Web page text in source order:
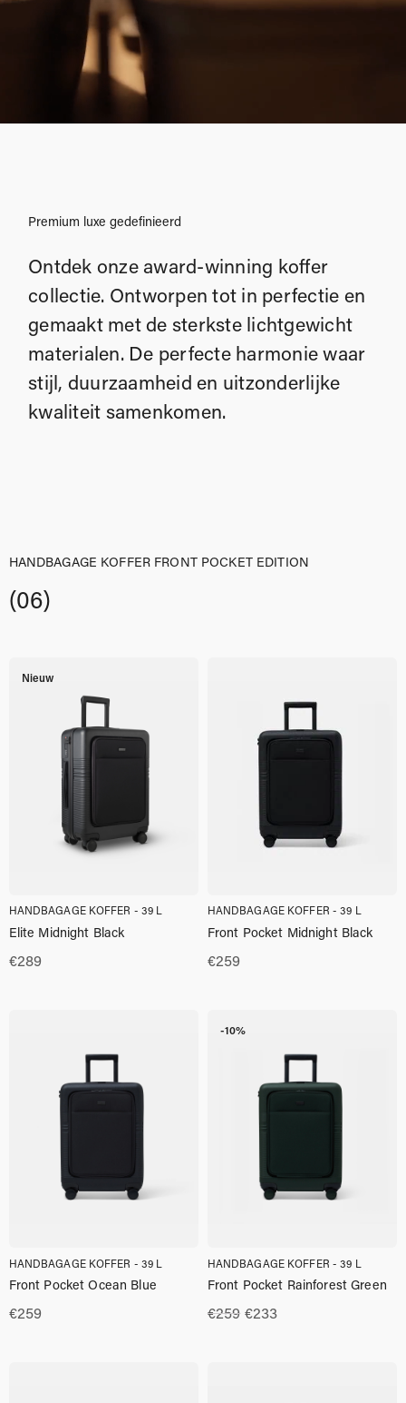
Premium luxe gedefinieerd
Ontdek onze award-winning koffer
collectie. Ontworpen tot in perfectie en
gemaakt met de sterkste lichtgewicht
materialen. De perfecte harmonie waar
stijl, duurzaamheid en uitzonderlijke
kwaliteit samenkomen.
HANDBAGAGE KOFFER FRONT POCKET EDITION
(06)
Nieuw
HANDBAGAGE KOFFER - 39 L
€289
Elite Midnight Black
HANDBAGAGE KOFFER - 39 L
€259
Front Pocket Midnight Black
HANDBAGAGE KOFFER - 39 L
€259
Front Pocket Ocean Blue
-10%
HANDBAGAGE KOFFER - 39 L
€259 Oorspronkelijke
€233Huidige
Front Pocket Rainforest Green